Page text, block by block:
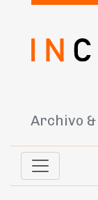
Archivo